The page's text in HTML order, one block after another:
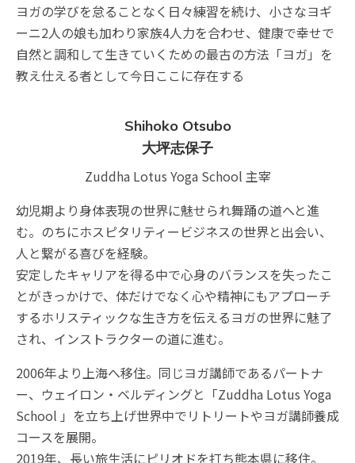
ヨガの学びを怠ることなく日々練習を続け、小さなヨギ
ーニ2人の娘も加わり家族4人力を合わせ、健康で幸せで
自然と調和して生きていくための最古の方法「ヨガ」を
教え仕える者として今日ここに存在する
Shihoko Otsubo
大坪志保子
Zuddha Lotus Yoga School 主宰
幼児期より身体表現の世界に魅せられ舞踊の道へと進
む。のちにホスピタリティービジネスの世界と出会い、
人と繋がる喜びを経験。
安定したキャリアを得る中で心身のバランスを失ったこ
とがきっかけで、体だけでなく心や精神にもアプローチ
するホリスティックな生き方を伝えるヨガの世界に魅了
され、インストラクターの道に進む。
2006年より上海へ移住。同じヨガ講師であるパートナ
ー、ウェイロン・ベルディングと「Zuddha Lotus Yoga
School 」を立ち上げ世界中でリトリートやヨガ講師養成
コースを展開。
2019年、長い旅生活にピリオドを打ち熊本県に移住。